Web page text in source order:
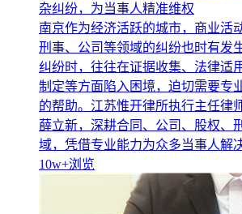
杂纠纷，为当事人精准维权
南京作为经济活跃的城市，商业活
刑事、公司等领域的纠纷也时有发
纠纷时，往往在证据收集、法律适
制定等方面陷入困境，迫切需要专
的帮助。江苏惟开律所执行主任律
薛立新，深耕合同、公司、股权、
域，凭借专业能力为众多当事人解
10w+浏览